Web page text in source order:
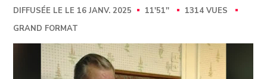
DIFFUSÉE LE LE 16 JANV. 2025 11'51''
1314 VUES
GRAND FORMAT